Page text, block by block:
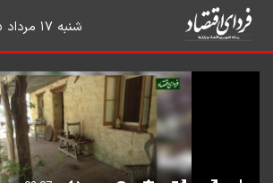
شنبه ۱۷ مرداد ۱۴۰۵